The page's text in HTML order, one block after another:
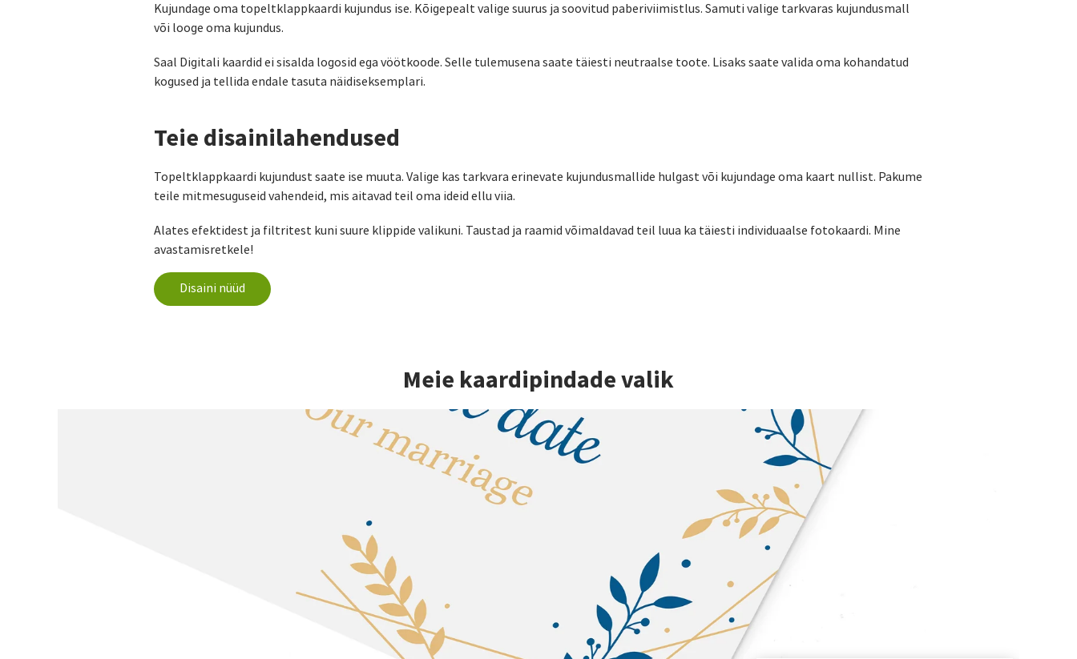
Kujundage oma topeltklappkaardi kujundus ise. Kõigepealt valige suurus ja soovitud paberiviimistlus. Samuti valige tarkvaras kujundusmall
või looge oma kujundus.
Saal Digitali kaardid ei sisalda logosid ega vöötkoode. Selle tulemusena saate täiesti neutraalse toote. Lisaks saate valida oma kohandatud
kogused ja tellida endale tasuta näidiseksemplari.
Teie disainilahendused
Topeltklappkaardi kujundust saate ise muuta. Valige kas tarkvara erinevate kujundusmallide hulgast või kujundage oma kaart nullist. Pakume
teile mitmesuguseid vahendeid, mis aitavad teil oma ideid ellu viia.
Alates efektidest ja filtritest kuni suure klippide valikuni. Taustad ja raamid võimaldavad teil luua ka täiesti individuaalse fotokaardi. Mine
avastamisretkele!
Disaini nüüd
Meie kaardipindade valik